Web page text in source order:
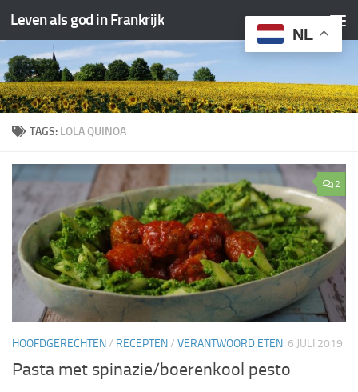
Doorgaan naar inhoud
Leven als god in Frankrijk
TAGS: LOLA QUINOA
2
HOOFDGERECHTEN/ RECEPTEN/ VERANTWOORD ETEN 6 JULI 2019
Pasta met spinazie/boerenkool pesto
NL